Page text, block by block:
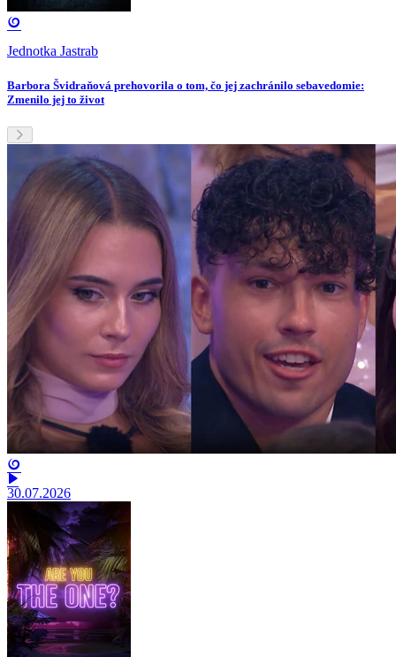
Jednotka Jastrab
Barbora Švidraňová prehovorila o tom, čo jej zachránilo sebavedomie:
Zmenilo jej to život
30.07.2026